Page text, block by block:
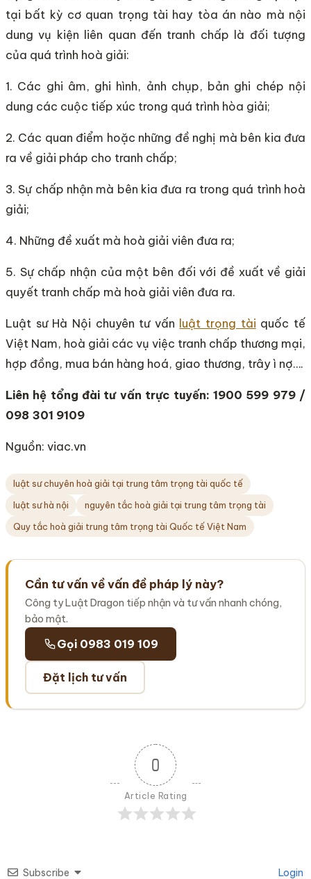
tại bất kỳ cơ quan trọng tài hay tòa án nào mà nội
dung vụ kiện liên quan đến tranh chấp là đối tượng
của quá trình hoà giải:
1. Các ghi âm, ghi hình, ảnh chụp, bản ghi chép nội
dung các cuộc tiếp xúc trong quá trình hòa giải;
2. Các quan điểm hoặc những đề nghị mà bên kia đưa
ra về giải pháp cho tranh chấp;
3. Sự chấp nhận mà bên kia đưa ra trong quá trình hoà
giải;
4. Những đề xuất mà hoà giải viên đưa ra;
5. Sự chấp nhận của một bên đối với đề xuất về giải
quyết tranh chấp mà hoà giải viên đưa ra.
Luật sư Hà Nội chuyên tư vấn luật trọng tài quốc tế
Việt Nam, hoà giải các vụ việc tranh chấp thương mại,
hợp đồng, mua bán hàng hoá, giao thương, trây ì nợ….
Liên hệ tổng đài tư vấn trực tuyến: 1900 599 979 /
098 301 9109
Nguồn: viac.vn
luật sư chuyên hoà giải tại trung tâm trọng tài quốc tế
luật sư hà nội
nguyên tắc hoà giải tại trung tâm trọng tài
Quy tắc hoà giải trung tâm trọng tài Quốc tế Việt Nam
Cần tư vấn về vấn đề pháp lý này?
Công ty Luật Dragon tiếp nhận và tư vấn nhanh chóng,
bảo mật.
Gọi 0983 019 109
Đặt lịch tư vấn
0
Article Rating
Subscribe Login